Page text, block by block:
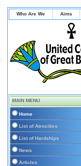
Who Are We Aims
MAIN MENU
Home
List of Atrocities
List of Hardships
News
Articles